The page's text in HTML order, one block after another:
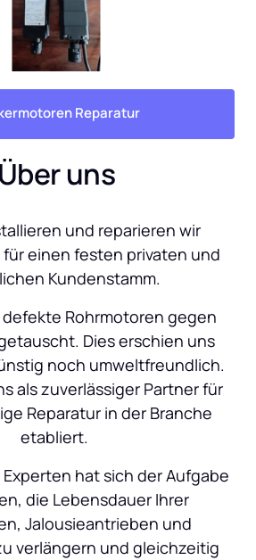
Reparatur
Über uns
und reparieren wir
einen festen privaten und
Kundenstamm.
Dies erschien uns
noch umweltfreundlich.
als zuverlässiger Partner für
Reparatur in der Branche
etabliert.
Experten hat sich der Aufgabe
die Lebensdauer Ihrer
Jalousieantrieben und
verlängern und gleichzeitig